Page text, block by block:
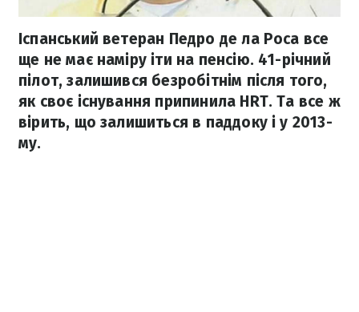
Іспанський ветеран Педро де ла Роса все
ще не має наміру іти на пенсію. 41-річний
пілот, залишився безробітнім після того,
як своє існування припинила HRT. Та все ж
вірить, що залишиться в паддоку і у 2013-
му.